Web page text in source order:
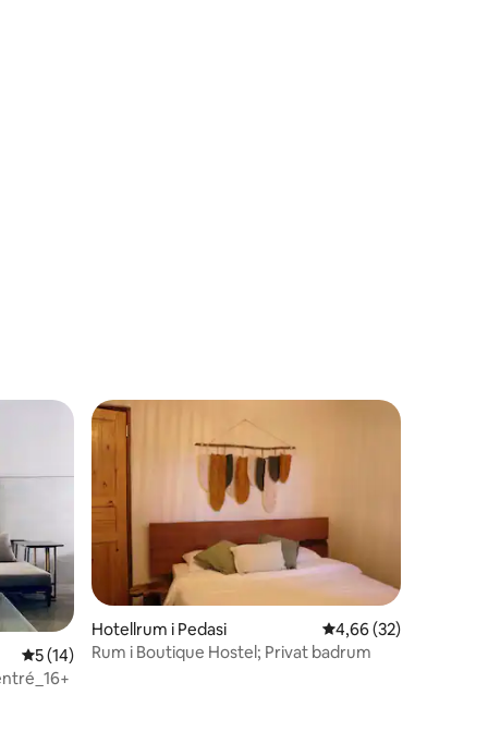
5 av 5 i genomsnittligt betyg, 14 omdömen
5 (14)
Hotellrum i Pedasi 4,66 av 5 i
4,66 (32)
Rum i Boutique Hostel; Privat badrum